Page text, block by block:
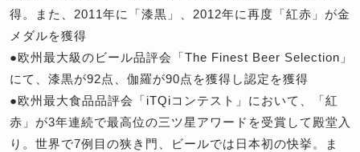
得。また、2011年に「漆黒」、2012年に再度「紅赤」が金
メダルを獲得
●欧州最大級のビール品評会「The Finest Beer Selection」
にて、漆黒が92点、伽羅が90点を獲得し認定を獲得
●欧州最大食品品評会「iTQiコンテスト」において、「紅
赤」が3年連続で最高位の三ツ星アワードを受賞して殿堂入
り。世界で7例目の狭き門、ビールでは日本初の快挙。ま